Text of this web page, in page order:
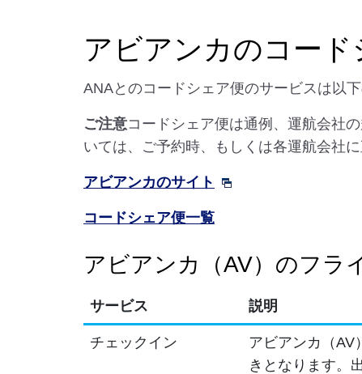
アビアンカのコー
ANAとのコードシェア便のサービスは以
ご注意コードシェア便は通例、運航会社
いては、ご予約時、もしくは各運航会社
アビアンカのサイト
コードシェア便一覧
アビアンカ（AV）のフラ
サービス 説明
チェックイン
アビアンカ（AV
きとなります。